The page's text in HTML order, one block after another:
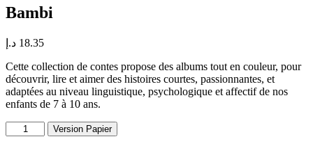
Bambi
18.35 د.إ
Cette collection de contes propose des albums tout en couleur, pour
découvrir, lire et aimer des histoires courtes, passionnantes, et
adaptées au niveau linguistique, psychologique et affectif de nos
enfants de 7 à 10 ans.
quantité
de
Version Papier